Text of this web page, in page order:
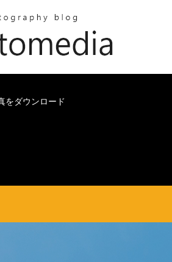
をダウンロード